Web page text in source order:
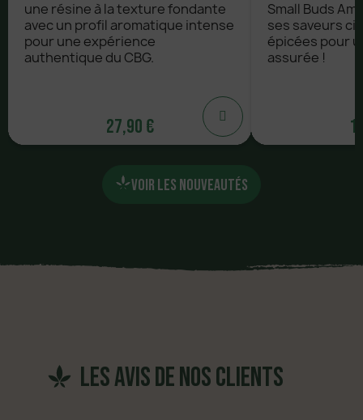
une résine à la texture fondante
avec un profil aromatique intense
pour une expérience
authentique du CBG.
27,90 €
Small Buds
ses saveurs
épicées pour
assurée !
VOIR LES NOUVEAUTÉS
les avis de nos clients